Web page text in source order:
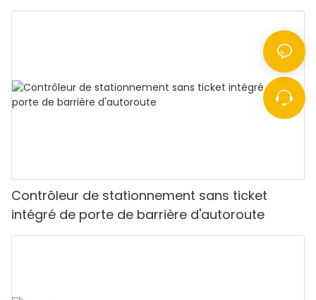
Contrôleur de stationnement sans ticket
intégré de porte de barrière d'autoroute